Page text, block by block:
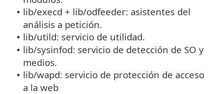
• lib/execd + lib/odfeeder: asistentes del
análisis a petición.
• lib/utild: servicio de utilidad.
• lib/sysinfod: servicio de detección de SO y
medios.
• lib/wapd: servicio de protección de acceso
a la web